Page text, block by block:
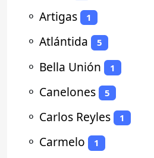
⚬ Artigas 1
⚬ Atlántida 5
⚬ Bella Unión 1
⚬ Canelones 5
⚬ Carlos Reyles 1
⚬ Carmelo 1